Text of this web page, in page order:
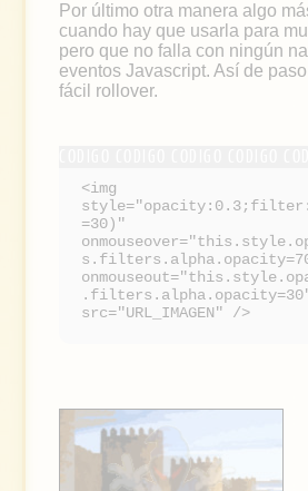
Por último otra manera algo
cuando hay que usarla para
pero que no falla con ningún
eventos Javascript. Así de
fácil rollover.
<img
=30)"
src="URL_IMAGEN" />